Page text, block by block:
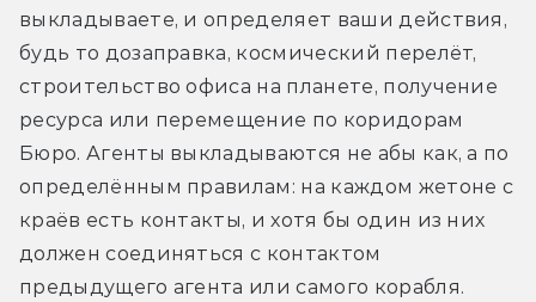
выкладываете, и определяет ваши действия,
будь то дозаправка, космический перелёт,
строительство офиса на планете, получение
ресурса или перемещение по коридорам
Бюро. Агенты выкладываются не абы как, а по
определённым правилам: на каждом жетоне с
краёв есть контакты, и хотя бы один из них
должен соединяться с контактом
предыдущего агента или самого корабля.